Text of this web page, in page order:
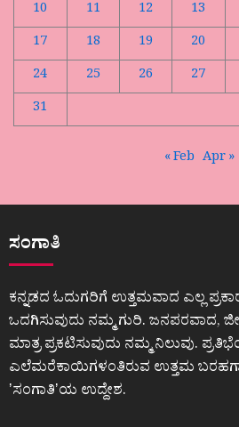
10
11 12 13
17
18 19 20
24
25 26 27
31
« Feb Apr »
ಸಂಗಾತಿ
ಕನ್ನಡದ ಓದುಗರಿಗೆ ಉತ್ತಮವಾದ ಎಲ್ಲ
ಒದಗಿಸುವುದು ನಮ್ಮ ಗುರಿ. ಜನಪರವಾದ,
ಮಾತ್ರ ಪ್ರಕಟಿಸುವುದು ನಮ್ಮ ನಿಲುವು.
ಎಲೆಮರೆಕಾಯಿಗಳಂತಿರುವ ಉತ್ತಮ
ʼಸಂಗಾತಿʼಯ ಉದ್ದೇಶ.